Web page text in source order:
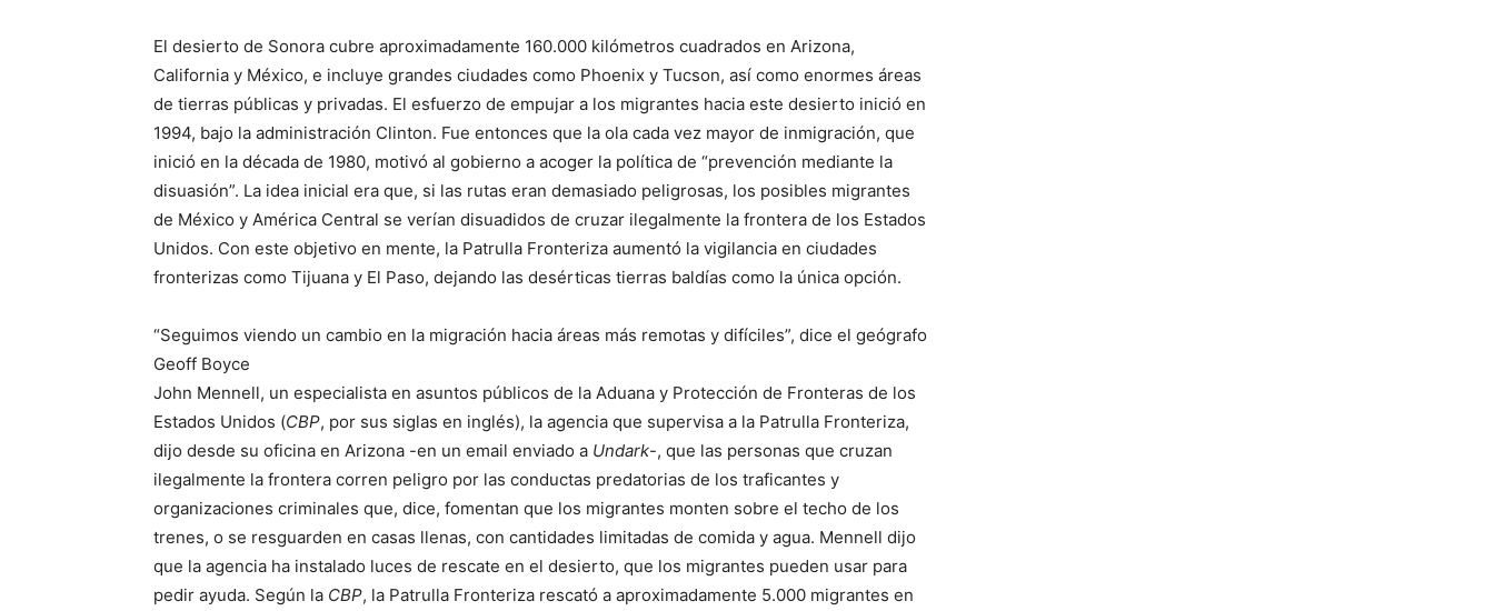
El desierto de Sonora cubre aproximadamente 160.000 kilómetros cuadrados en Arizona,
California y México, e incluye grandes ciudades como Phoenix y Tucson, así como enormes áreas
de tierras públicas y privadas. El esfuerzo de empujar a los migrantes hacia este desierto inició en
1994, bajo la administración Clinton. Fue entonces que la ola cada vez mayor de inmigración, que
inició en la década de 1980, motivó al gobierno a acoger la política de “prevención mediante la
disuasión”. La idea inicial era que, si las rutas eran demasiado peligrosas, los posibles migrantes
de México y América Central se verían disuadidos de cruzar ilegalmente la frontera de los Estados
Unidos. Con este objetivo en mente, la Patrulla Fronteriza aumentó la vigilancia en ciudades
fronterizas como Tijuana y El Paso, dejando las desérticas tierras baldías como la única opción.
“Seguimos viendo un cambio en la migración hacia áreas más remotas y difíciles”, dice el geógrafo
Geoff Boyce
John Mennell, un especialista en asuntos públicos de la Aduana y Protección de Fronteras de los
Estados Unidos (CBP, por sus siglas en inglés), la agencia que supervisa a la Patrulla Fronteriza,
dijo desde su oficina en Arizona -en un email enviado a Undark-, que las personas que cruzan
ilegalmente la frontera corren peligro por las conductas predatorias de los traficantes y
organizaciones criminales que, dice, fomentan que los migrantes monten sobre el techo de los
trenes, o se resguarden en casas llenas, con cantidades limitadas de comida y agua. Mennell dijo
que la agencia ha instalado luces de rescate en el desierto, que los migrantes pueden usar para
pedir ayuda. Según la CBP, la Patrulla Fronteriza rescató a aproximadamente 5.000 migrantes en